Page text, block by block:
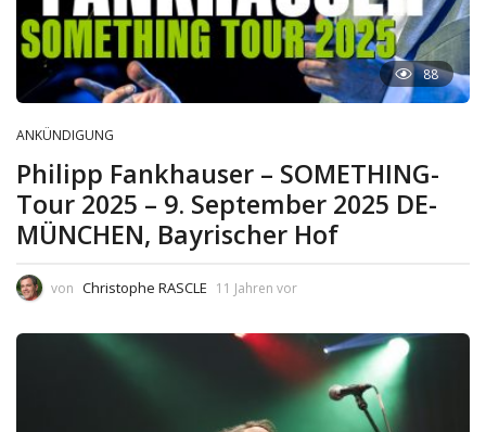
88
ANKÜNDIGUNG
Philipp Fankhauser – SOMETHING-
Tour 2025 – 9. September 2025 DE-
MÜNCHEN, Bayrischer Hof
von Christophe RASCLE 11 Jahren vor